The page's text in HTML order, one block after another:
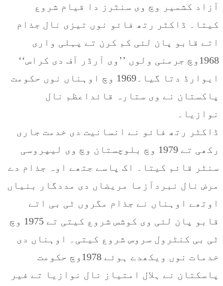
آزاد کشمیر وچ وی سنٹرز دا قیام شروع
کیتا۔ ڈاکٹر رتھ فائو نوں تیزی نال جذام
اتے قابو پان لئی کم کرن تے پہلی واری
1968وچ جرمنی ولوں ’’وی آرڈر آف دی کراس‘‘
ایوارڈ دتا گیا۔1969 وچ اوہناں نوں حکومت
پاکستان نے وی ستارہ قائداعظم نال
نوازیا۔
ڈاکٹر رتھ فائو نے انسانیت دی خدمت جاری
رکھی تے 1979 وچ بلوچستان وچ وی لیپروسی
سنٹر قائم کیتا۔ اک پاسے جتھے اوہ جذام دے
مرض نال نبردآزما مریضاں دی مددگار بنیاں
اوتھے اوہناں نے جذام مگروں ٹی بی اتے
قابو پان لئی وی کوشس شروع کیتی تے 1975 وچ
ٹی بی کنٹرول سروس شروع کیتی۔ اوہناں دی
خدمات نوں ویکھدے ہوئے 1978وچ حکومت
پاسکتان نے ہلال امتیاز نال نوازیا تے فیر